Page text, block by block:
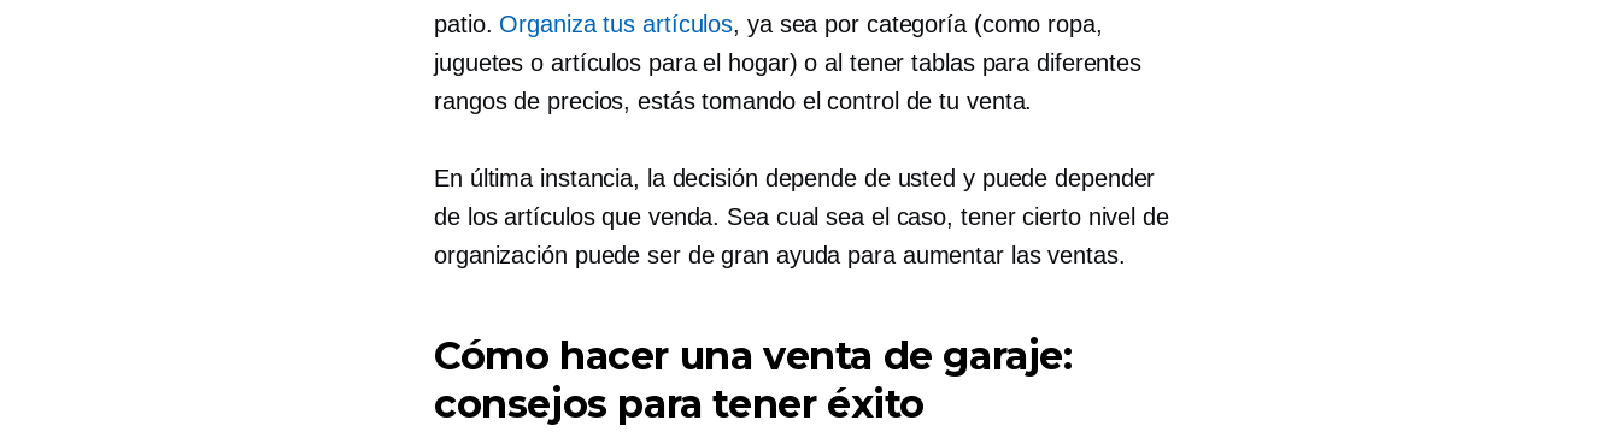
patio. Organiza tus artículos, ya sea por categoría (como ropa,
juguetes o artículos para el hogar) o al tener tablas para diferentes
rangos de precios, estás tomando el control de tu venta.
En última instancia, la decisión depende de usted y puede depender
de los artículos que venda. Sea cual sea el caso, tener cierto nivel de
organización puede ser de gran ayuda para aumentar las ventas.
Cómo hacer una venta de garaje:
consejos para tener éxito